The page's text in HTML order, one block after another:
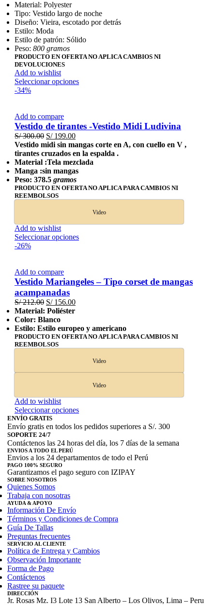
pueden
elegir
la
de
precio
original
era:
S/ 384.00.
actual
es:
Material: Polyester
Tipo: Vestido largo de noche
Diseño: Vieira, escotado por detrás
Estilo: Moda
Estilo de patrón: Sólido
Peso: 800 gramos
PRODUCTO EN OFERTA NO APLICA CAMBIOS NI
DEVOLUCIONES
Add to wishlist
Seleccionar opcionesEste
Las
se
pueden
elegir
página
-34%
Add to compare
Vestido de tirantes -Vestido Midi Ludivina
S/300.00 El
precio
original
era:
S/ 300.00.
S/199.00El
precio
actual
es:
S/ 199.00.
Vestido midi sin mangas corte en A, con cuello en V ,
tirantes cruzados en la espalda .
Material :Tela mezclada
Manga :sin mangas
Peso: 378.5 gramos
PRODUCTO EN OFERTA NO APLICA PARA CAMBIOS NI
REEMBOLSOS
Video
Add to wishlist
Seleccionar opcionesEste
Las
opciones
la
página
de
producto
-26%
Add to compare
Vestido Mariangeles – Tipo corset de mangas
acampanadas
S/212.00 El
precio
original
era:
S/ 212.00.
S/156.00El
es:
S/ 156.00.
Material: Poliéster
Color: Blanco
Estilo: Estilo europeo y americano
PRODUCTO EN OFERTA NO APLICA PARA CAMBIOS NI
REEMBOLSOS
Video
Video
Add to wishlist
Seleccionar opcionesEste
tiene
variantes.
opciones
se
página
de
ENVÍO GRATIS
Envío gratis en todos los pedidos superiores a S/. 300
SOPORTE 24/7
Contáctenos las 24 horas del día, los 7 días de la semana
ENVIOS A TODO EL PERÚ
Envios a los 24 departamentos de todo el Perú
PAGO 100% SEGURO
Garantizamos el pago seguro con IZIPAY
SOBRE NOSOTROS
Quienes Somos
Trabaja con nosotras
AYUDA & APOYO
Información De Envío
Términos y Condiciones de Compra
Guía De Tallas
Preguntas frecuentes
SERVICIO AL CLIENTE
Política de Entrega y Cambios
Observación Importante
Forma de Pago
Contáctenos
Rastree su paquete
DIRECCIÓN
Jr. Rosas Mz. I3 Lote 13 San Alberto – Los Olivos, Lima – Peru